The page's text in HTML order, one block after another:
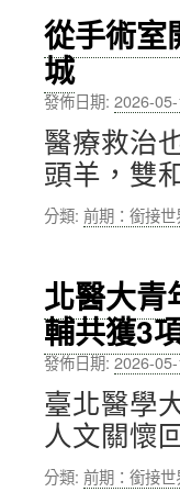
從手術室
城
發佈日期: 2026-
醫療救治
頭羊，雙
分類: 前期：銜接
北醫大青
輔共獲3
發佈日期:2026-
臺北醫學
人文關懷
分類: 前期：銜接